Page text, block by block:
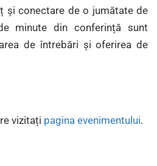
și conectare de o jumătate de
minute din conferință sunt
de întrebări și oferirea de
vizitați pagina evenimentului.